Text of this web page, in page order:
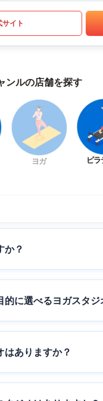
サイト
ンルの店舗を探す
ヨガ ピラ
か？
に選べるヨガスタジ
ありますか？